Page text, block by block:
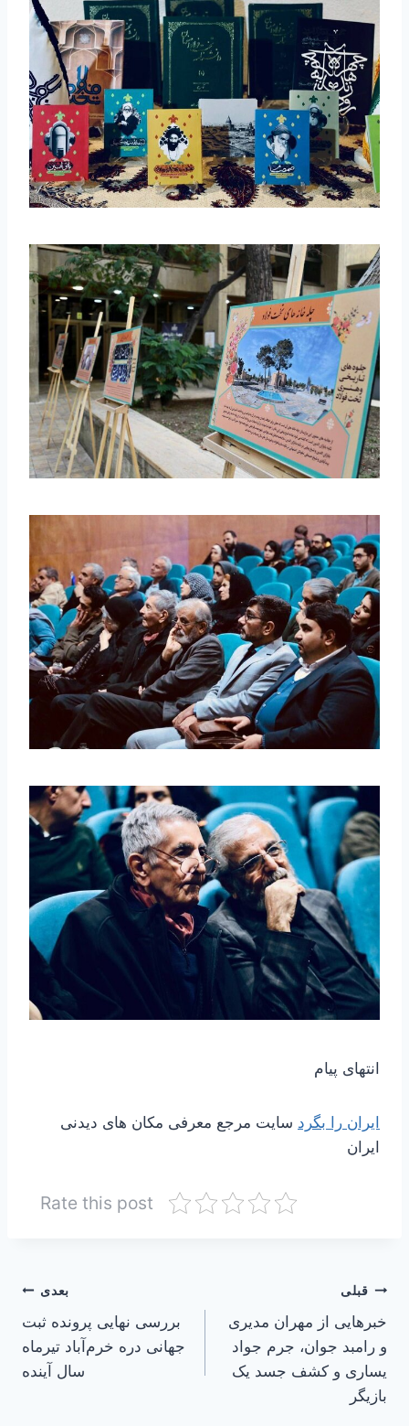
انتهای پیام
ایران را بگرد سایت مرجع معرفی مکان های دیدنی
ایران
Rate this post
راهبری
نوشته
قبلی
خبرهایی از مهران مدیری
و رامبد جوان، جرم جواد
یساری و کشف جسد یک
بازیگر
بعدی
بررسی نهایی پرونده ثبت
جهانی دره خرم‌آباد تیرماه
سال آینده